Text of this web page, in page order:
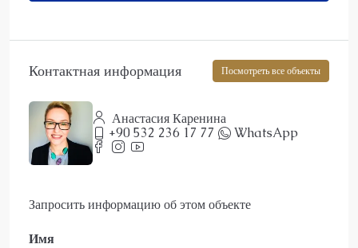
Контактная информация Посмотреть все объекты
Анастасия Каренина
+90 532 236 17 77
WhatsApp
Запросить информацию об этом объекте
Имя